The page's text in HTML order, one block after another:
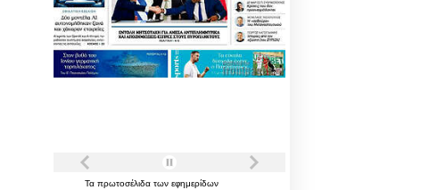
Τα πρωτοσέλιδα των εφημερίδων